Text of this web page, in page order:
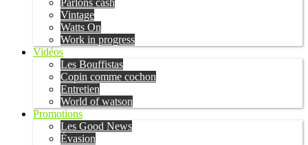
Parlons cash
Vintage
Watts On
Work in progress
Vidéos
Les Bouffistas
Copin comme cochon
Entretien
World of watson
Promotions
Les Good News
Évasion